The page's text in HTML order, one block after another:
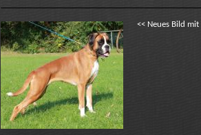
<< Neues Bild mit